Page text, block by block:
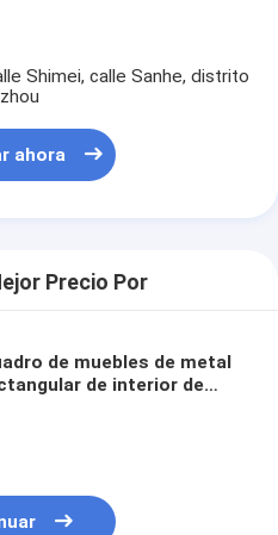
Shimei, calle Sanhe, distrito
ahora
Precio Por
de muebles de metal
de interior de